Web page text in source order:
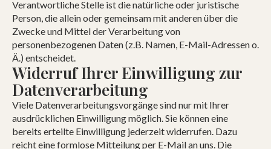
Verantwortliche Stelle ist die natürliche oder juristische
Person, die allein oder gemeinsam mit anderen über die
Zwecke und Mittel der Verarbeitung von
personenbezogenen Daten (z.B. Namen, E-Mail-Adressen o.
Ä.) entscheidet.
Widerruf Ihrer Einwilligung zur
Datenverarbeitung
Viele Datenverarbeitungsvorgänge sind nur mit Ihrer
ausdrücklichen Einwilligung möglich. Sie können eine
bereits erteilte Einwilligung jederzeit widerrufen. Dazu
reicht eine formlose Mitteilung per E-Mail an uns. Die